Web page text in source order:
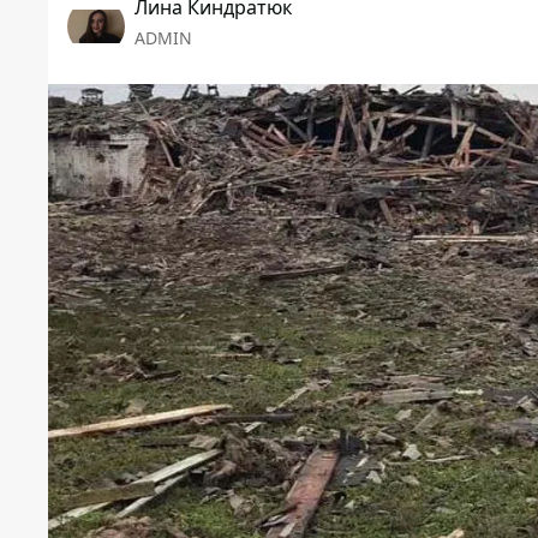
Лина Киндратюк
ADMIN